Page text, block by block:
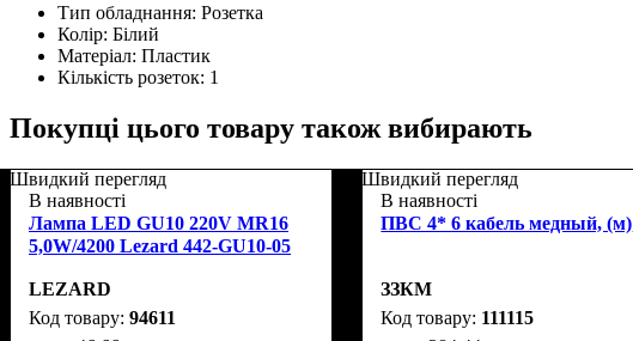
Тип обладнання: Розетка
Колір: Білий
Матеріал: Пластик
Кількість розеток: 1
Покупці цього товару також вибирають
Швидкий перегляд
В наявності
Лампа LED GU10 220V MR16
5,0W/4200 Lezard 442-GU10-05
LEZARD
94611
Швидкий перегляд
В наявності
ПВС 4* 6 кабель медный, (м)
ЗЗКМ
111115